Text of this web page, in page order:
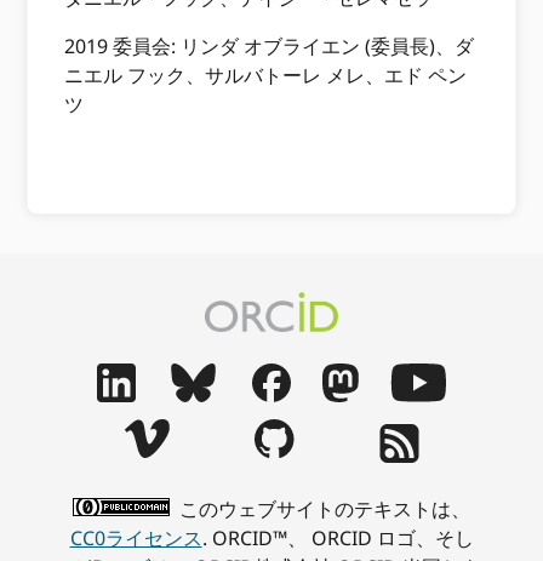
2019 委員会: リンダ オブライエン (委員長)、ダ
ニエル フック、サルバトーレ メレ、エド ペン
ツ
このウェブサイトのテキストは、
CC0ライセンス. ORCID™、 ORCID ロゴ、そし